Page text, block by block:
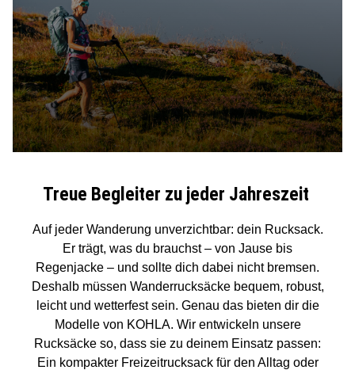
Treue Begleiter zu jeder Jahreszeit
Auf jeder Wanderung unverzichtbar: dein Rucksack.
Er trägt, was du brauchst – von Jause bis
Regenjacke – und sollte dich dabei nicht bremsen.
Deshalb müssen Wanderrucksäcke bequem, robust,
leicht und wetterfest sein. Genau das bieten dir die
Modelle von KOHLA. Wir entwickeln unsere
Rucksäcke so, dass sie zu deinem Einsatz passen:
Ein kompakter Freizeitrucksack für den Alltag oder